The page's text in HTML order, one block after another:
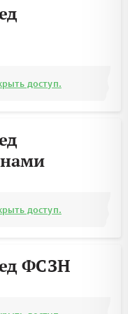
доступ.
доступ.
ФСЗН